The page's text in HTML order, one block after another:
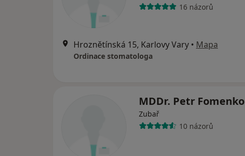
16 názorů
Hroznětínská 15, Karlovy Vary • Mapa
Ordinace stomatologa
MDDr. Petr Fomenko
Zubař
10 názorů